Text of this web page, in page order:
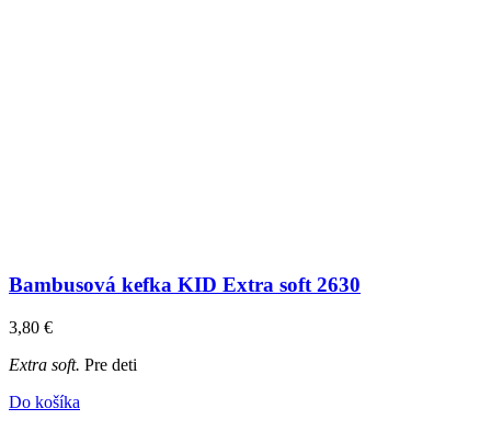
Bambusová kefka KID Extra soft 2630
3,80 €
Extra soft. Pre deti
Do košíka